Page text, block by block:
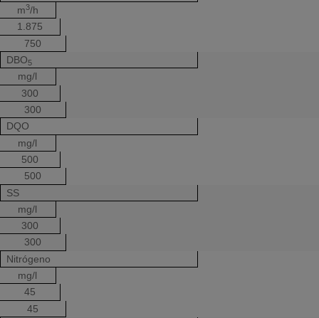
m3/h
1.875
750
DBO5
mg/l
300
300
DQO
mg/l
500
500
SS
mg/l
300
300
Nitrógeno
mg/l
45
45